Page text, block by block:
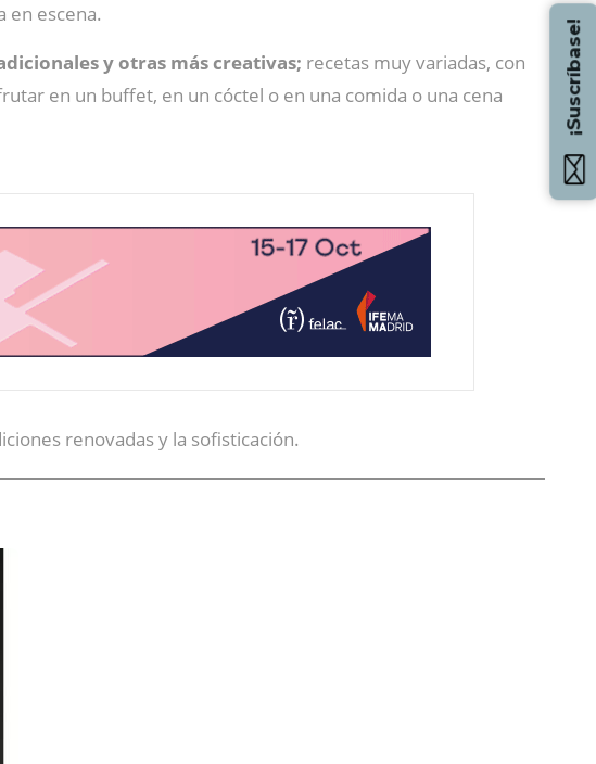
en escena.
y otras más creativas; recetas muy variadas, con
en un buffet, en un cóctel o en una comida o una cena
renovadas y la sofisticación.
¡Suscríbase!